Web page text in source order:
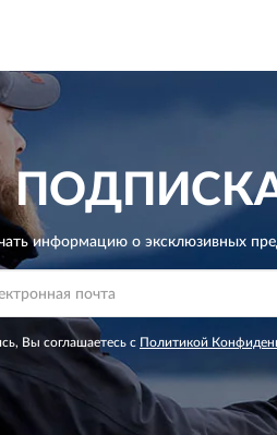
информацию о эксклюзивных
Вы соглашаетесь с Политикой